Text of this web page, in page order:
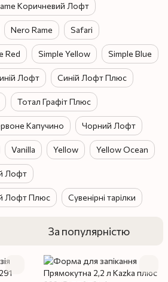
Коричневий Лофт
Nero Rame Safari
Red Simple Yellow Simple Blue
Лофт Синій Лофт Плюс
Тотал Графіт Плюс
Капучино Чорний Лофт
Vanilla Yellow Yellow Ocean
Лофт
Лофт Плюс Сувенірні тарілки
За популярністю